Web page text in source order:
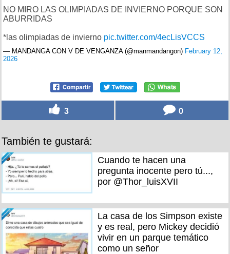
NO MIRO LAS OLIMPIADAS DE INVIERNO PORQUE SON
ABURRIDAS
*las olimpiadas de invierno pic.twitter.com/4ecLisVCCS
— MANDANGA CON V DE VENGANZA (@manmandangon) February 12,
2026
3 0
También te gustará:
Cuando te hacen una
pregunta inocente pero tú...,
por @Thor_luisXVII
La casa de los Simpson existe
y es real, pero Mickey decidió
vivir en un parque temático
como un señor